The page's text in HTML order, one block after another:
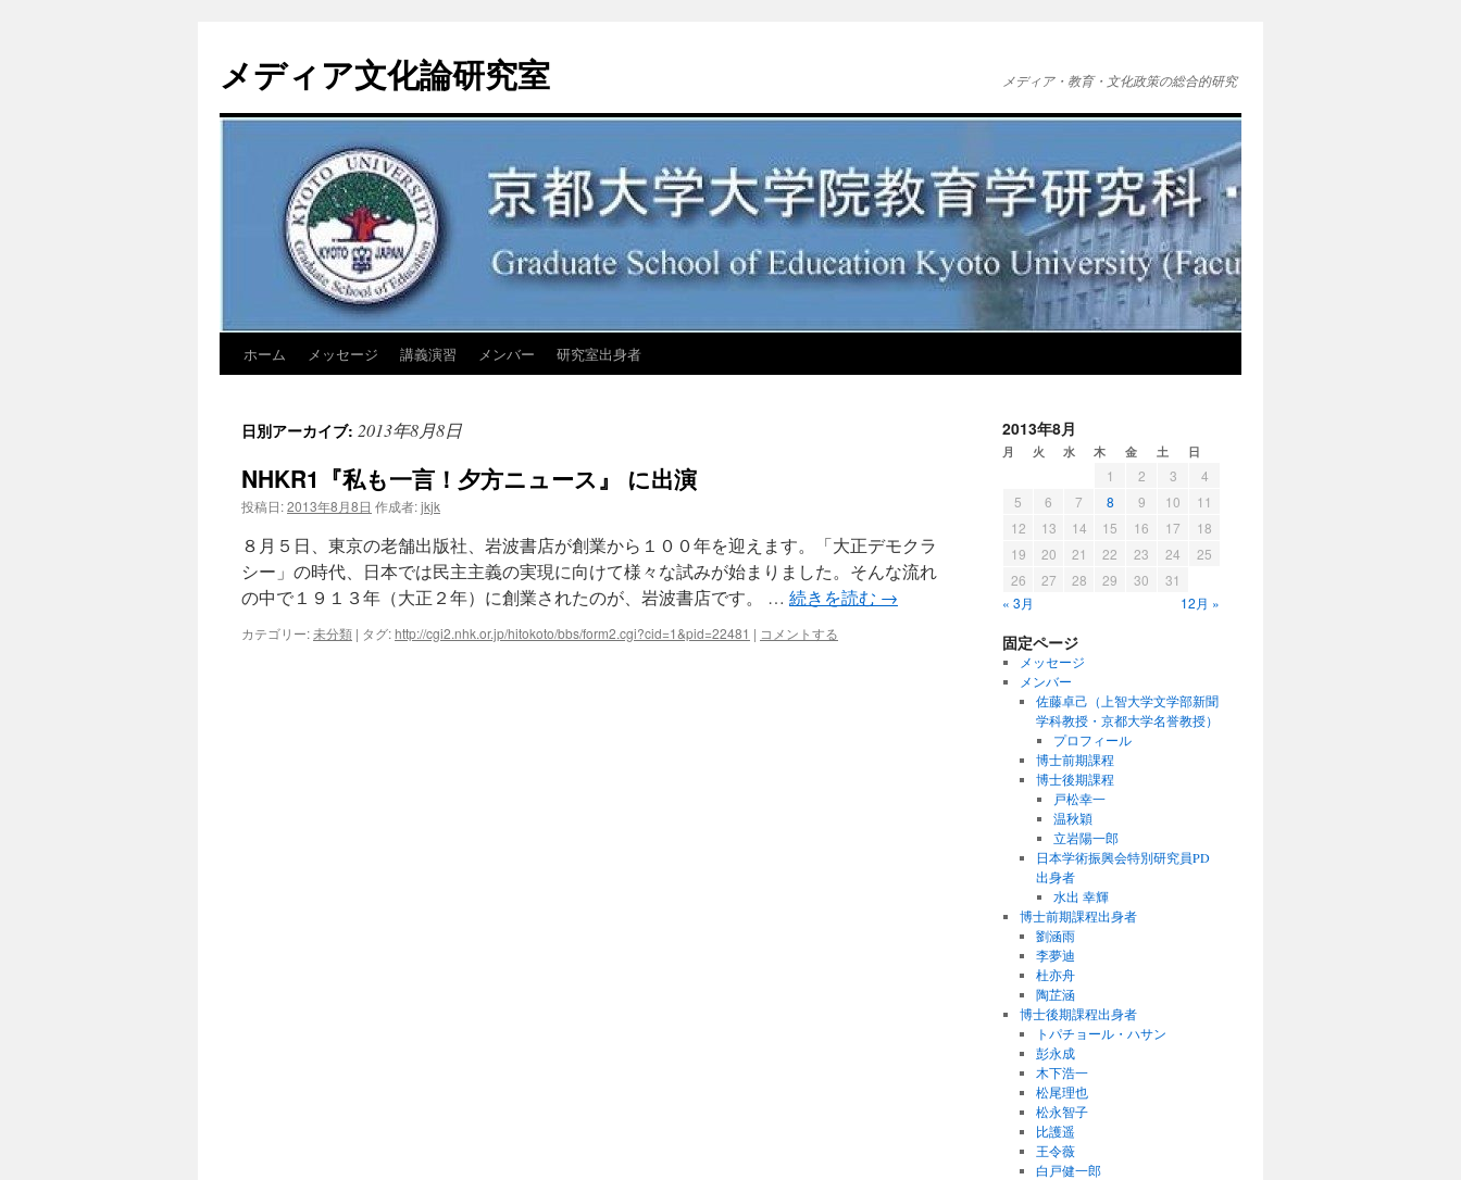
テ
ン
へ
メディア文化論研究室 メディア・教育・文化政策の総合的研究
ホーム メッセージ 講義演習 メンバー 研究室出身者
日別アーカイブ: 2013年8月8日
NHKR1『私も一言！夕方ニュース』 に出演
投稿日:2013年8月8日 作成者:jkjk
８月５日、東京の老舗出版社、岩波書店が創業から１００年を迎えます。「大正デモクラ
シー」の時代、日本では民主主義の実現に向けて様々な試みが始まりました。そんな流れ
の中で１９１３年（大正２年）に創業されたのが、岩波書店です。 … 続きを読む →
カテゴリー:未分類 | タグ: http://cgi2.nhk.or.jp/hitokoto/bbs/form2.cgi?cid=1&pid=22481 | コメントする
2013年8月
月 火 水 木 金 土 日
1 2 3
4
5
6 7 8 9 10
11
12
13 14 15 16 17
18
19
20 21 22 23 24
25
26
27 28 29 30
31
« 3月
12月 »
固定ページ
メッセージ
メンバー
佐藤卓己（上智大学文学部新聞
学科教授・京都大学名誉教授）
プロフィール
博士前期課程
博士後期課程
戸松幸一
温秋穎
立岩陽一郎
日本学術振興会特別研究員PD
出身者
水出 幸輝
博士前期課程出身者
劉涵雨
李夢迪
杜亦舟
陶芷涵
博士後期課程出身者
トパチョール・ハサン
彭永成
木下浩一
松尾理也
松永智子
比護遥
王令薇
白戸健一郎